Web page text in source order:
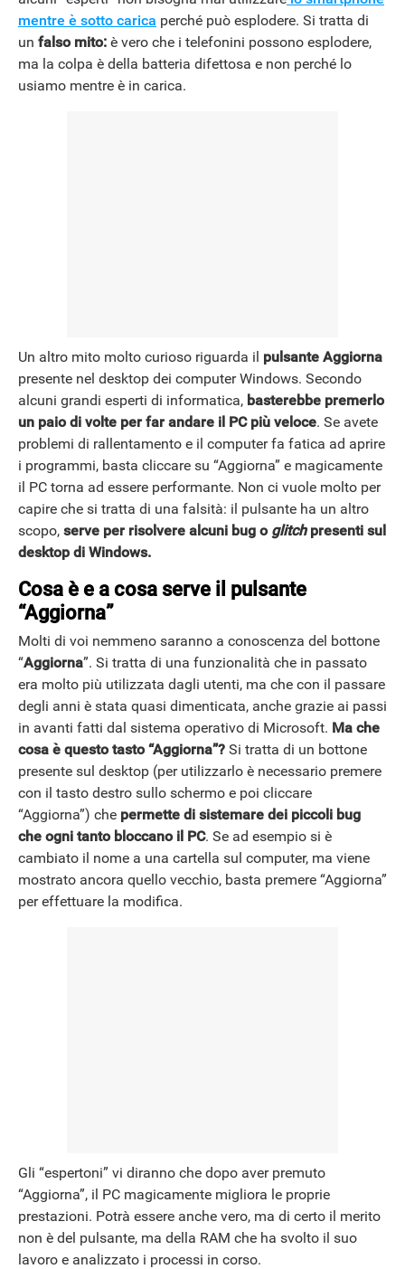
ANDROID
mentre è sotto carica perché può esplodere. Si tratta di
un falso mito: è vero che i telefonini possono esplodere,
ma la colpa è della batteria difettosa e non perché lo
usiamo mentre è in carica.
Un altro mito molto curioso riguarda il pulsante Aggiorna
presente nel desktop dei computer Windows. Secondo
alcuni grandi esperti di informatica, basterebbe premerlo
un paio di volte per far andare il PC più veloce. Se avete
problemi di rallentamento e il computer fa fatica ad aprire
i programmi, basta cliccare su “Aggiorna” e magicamente
il PC torna ad essere performante. Non ci vuole molto per
capire che si tratta di una falsità: il pulsante ha un altro
scopo, serve per risolvere alcuni bug o glitchpresenti sul
desktop di Windows.
Cosa è e a cosa serve il pulsante
“Aggiorna”
Molti di voi nemmeno saranno a conoscenza del bottone
“Aggiorna”. Si tratta di una funzionalità che in passato
era molto più utilizzata dagli utenti, ma che con il passare
degli anni è stata quasi dimenticata, anche grazie ai passi
in avanti fatti dal sistema operativo di Microsoft. Ma che
cosa è questo tasto “Aggiorna”? Si tratta di un bottone
presente sul desktop (per utilizzarlo è necessario premere
con il tasto destro sullo schermo e poi cliccare
“Aggiorna”) che permette di sistemare dei piccoli bug
che ogni tanto bloccano il PC. Se ad esempio si è
cambiato il nome a una cartella sul computer, ma viene
mostrato ancora quello vecchio, basta premere “Aggiorna”
per effettuare la modifica.
Gli “espertoni” vi diranno che dopo aver premuto
“Aggiorna”, il PC magicamente migliora le proprie
prestazioni. Potrà essere anche vero, ma di certo il merito
non è del pulsante, ma della RAM che ha svolto il suo
lavoro e analizzato i processi in corso.